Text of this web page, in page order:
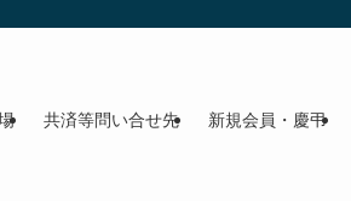
共済等問い合せ先 新規会員・慶弔